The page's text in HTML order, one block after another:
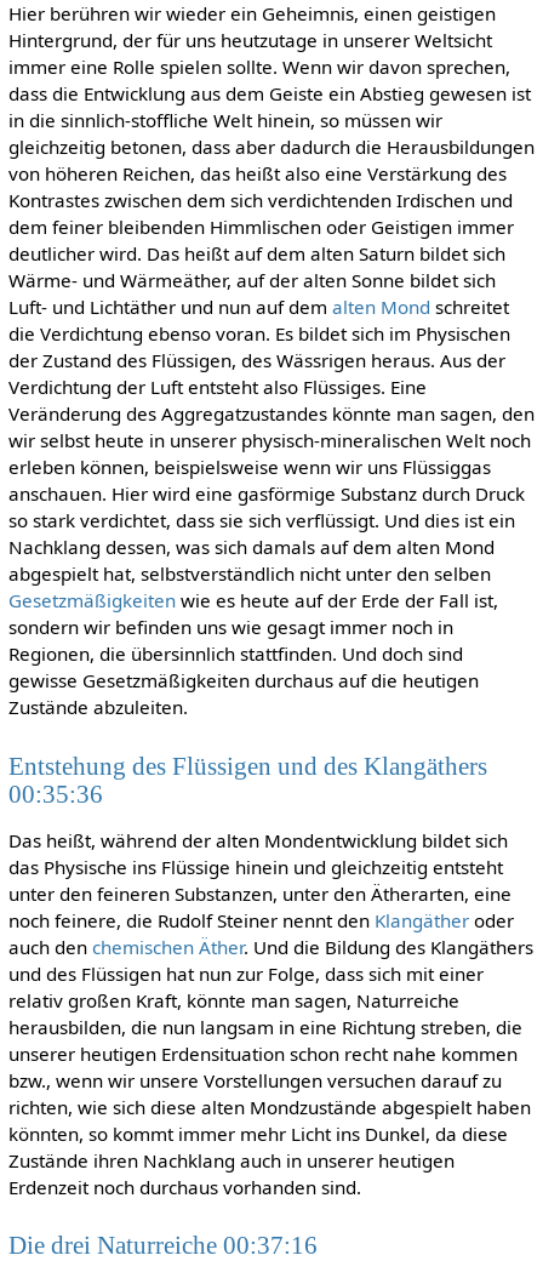
Hier berühren wir wieder ein Geheimnis, einen geistigen
Hintergrund, der für uns heutzutage in unserer Weltsicht
immer eine Rolle spielen sollte. Wenn wir davon sprechen,
dass die Entwicklung aus dem Geiste ein Abstieg gewesen ist
in die sinnlich-stoffliche Welt hinein, so müssen wir
gleichzeitig betonen, dass aber dadurch die Herausbildungen
von höheren Reichen, das heißt also eine Verstärkung des
Kontrastes zwischen dem sich verdichtenden Irdischen und
dem feiner bleibenden Himmlischen oder Geistigen immer
deutlicher wird. Das heißt auf dem alten Saturn bildet sich
Wärme- und Wärmeäther, auf der alten Sonne bildet sich
Luft- und Lichtäther und nun auf dem alten Mond schreitet
die Verdichtung ebenso voran. Es bildet sich im Physischen
der Zustand des Flüssigen, des Wässrigen heraus. Aus der
Verdichtung der Luft entsteht also Flüssiges. Eine
Veränderung des Aggregatzustandes könnte man sagen, den
wir selbst heute in unserer physisch-mineralischen Welt noch
erleben können, beispielsweise wenn wir uns Flüssiggas
anschauen. Hier wird eine gasförmige Substanz durch Druck
so stark verdichtet, dass sie sich verflüssigt. Und dies ist ein
Nachklang dessen, was sich damals auf dem alten Mond
abgespielt hat, selbstverständlich nicht unter den selben
Gesetzmäßigkeitenwie es heute auf der Erde der Fall ist,
sondern wir befinden uns wie gesagt immer noch in
Regionen, die übersinnlich stattfinden. Und doch sind
gewisse Gesetzmäßigkeiten durchaus auf die heutigen
Zustände abzuleiten.
Entstehung des Flüssigen und des Klangäthers
00:35:36
Das heißt, während der alten Mondentwicklung bildet sich
das Physische ins Flüssige hinein und gleichzeitig entsteht
unter den feineren Substanzen, unter den Ätherarten, eine
noch feinere, die Rudolf Steiner nennt den Klangätheroder
auch den chemischen Äther. Und die Bildung des Klangäthers
und des Flüssigen hat nun zur Folge, dass sich mit einer
relativ großen Kraft, könnte man sagen, Naturreiche
herausbilden, die nun langsam in eine Richtung streben, die
unserer heutigen Erdensituation schon recht nahe kommen
bzw., wenn wir unsere Vorstellungen versuchen darauf zu
richten, wie sich diese alten Mondzustände abgespielt haben
könnten, so kommt immer mehr Licht ins Dunkel, da diese
Zustände ihren Nachklang auch in unserer heutigen
Erdenzeit noch durchaus vorhanden sind.
Die drei Naturreiche 00:37:16